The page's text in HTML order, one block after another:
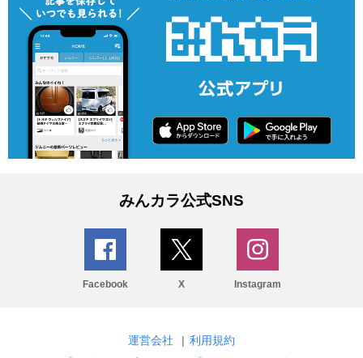
みんカラ公式SNS
Facebook X Instagram
運営会社 | 利用規約